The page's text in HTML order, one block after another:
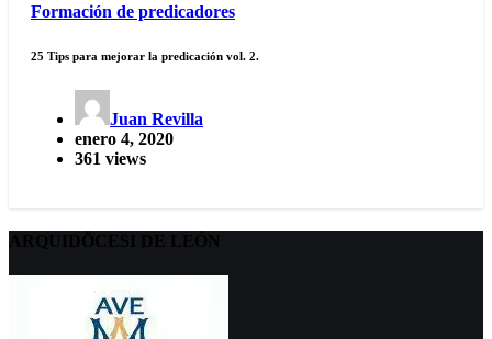
Formación de predicadores
25 Tips para mejorar la predicación vol. 2.
Juan Revilla
enero 4, 2020
361 views
ARQUIDÖCESI DE LEÓN